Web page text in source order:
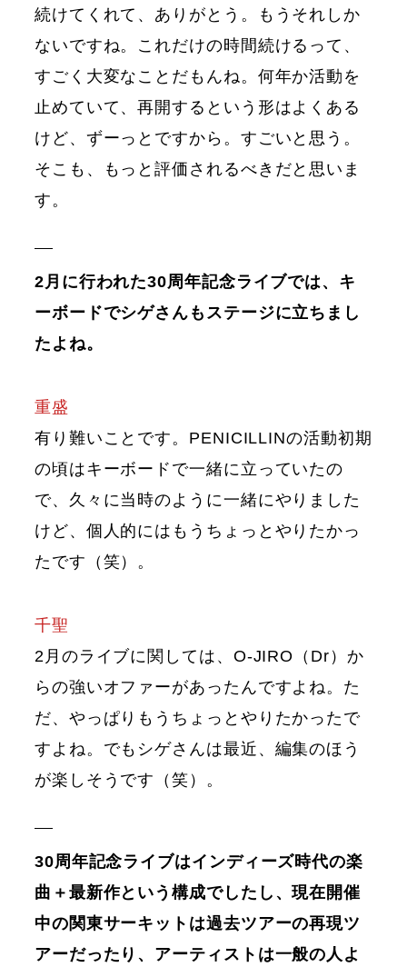
続けてくれて、ありがとう。もうそれしか
ないですね。これだけの時間続けるって、
すごく大変なことだもんね。何年か活動を
止めていて、再開するという形はよくある
けど、ずーっとですから。すごいと思う。
そこも、もっと評価されるべきだと思いま
す。
2月に行われた30周年記念ライブでは、キ
ーボードでシゲさんもステージに立ちまし
たよね。
重盛
有り難いことです。PENICILLINの活動初期
の頃はキーボードで一緒に立っていたの
で、久々に当時のように一緒にやりました
けど、個人的にはもうちょっとやりたかっ
たです（笑）。
千聖
2月のライブに関しては、O-JIRO（Dr）か
らの強いオファーがあったんですよね。た
だ、やっぱりもうちょっとやりたかったで
すよね。でもシゲさんは最近、編集のほう
が楽しそうです（笑）。
30周年記念ライブはインディーズ時代の楽
曲＋最新作という構成でしたし、現在開催
中の関東サーキットは過去ツアーの再現ツ
アーだったり、アーティストは一般の人よ